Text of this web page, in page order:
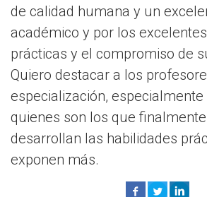
de calidad humana y un
académico y por los
prácticas y el compromiso de
Quiero destacar a los
especialización,
quienes son los que
desarrollan las habilidades
exponen más.